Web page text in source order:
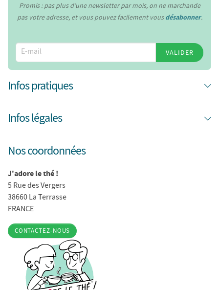
Promis : pas plus d’une newsletter par mois, on ne marchande
pas votre adresse, et vous pouvez facilement vousdésabonner.
VALIDER
Infos pratiques
Infos légales
Nos coordonnées
J'adore le thé !
5 Rue des Vergers
38660 La Terrasse
FRANCE
CONTACTEZ-NOUS